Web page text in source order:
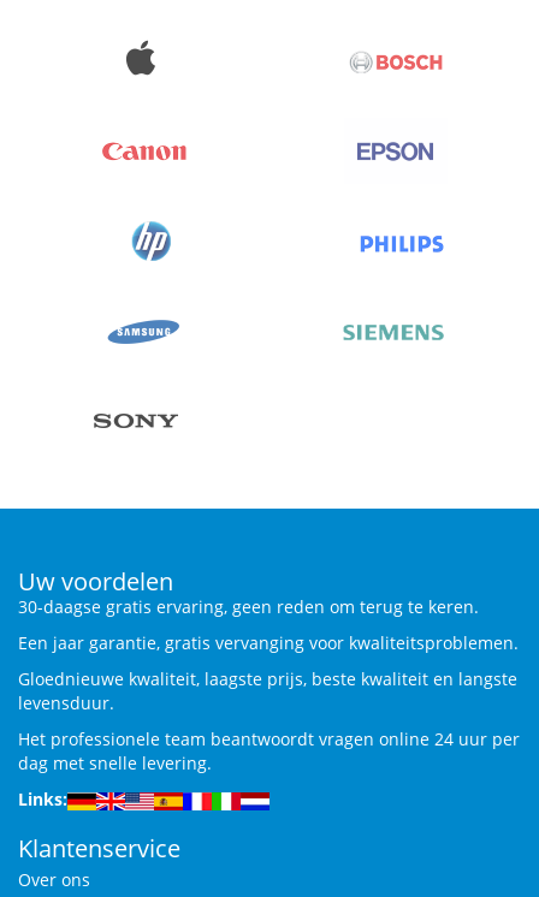
Uw voordelen
30-daagse gratis ervaring, geen reden om terug te keren.
Een jaar garantie, gratis vervanging voor kwaliteitsproblemen.
Gloednieuwe kwaliteit, laagste prijs, beste kwaliteit en langste
levensduur.
Het professionele team beantwoordt vragen online 24 uur per
dag met snelle levering.
Links:
Klantenservice
Over ons